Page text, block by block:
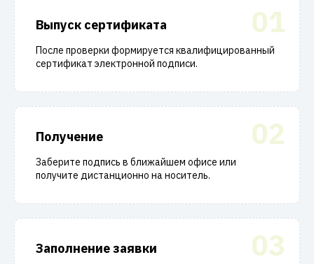
01
Выпуск сертификата
После проверки формируется квалифицированный
сертификат электронной подписи.
02
Получение
Заберите подпись в ближайшем офисе или
получите дистанционно на носитель.
03
Заполнение заявки